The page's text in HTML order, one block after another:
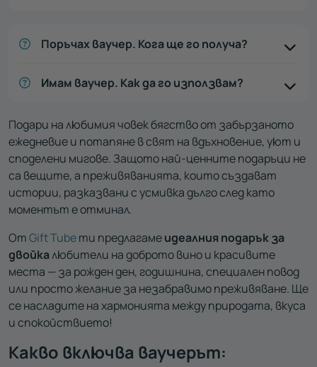
Поръчах ваучер. Кога ще го получа?
Имам ваучер. Как да го използвам?
Подари на любимия човек бягство от забързаното
ежедневие и потапяне в свят на вдъхновение, уют и
споделени мигове. Защото най-ценните подаръци не
са вещите, а преживяванията, които създават
истории, разказвани с усмивка дълго след като
моментът е отминал.
ОтGift Tubeти предлагамеидеалния подарък за
двойкалюбители на доброто вино и красивите
места — за рожден ден, годишнина, специален повод
или просто желание за незабравимо преживяване. Ще
се насладите на хармонията между природата, вкуса
и спокойствието!
Какво включва ваучерът: